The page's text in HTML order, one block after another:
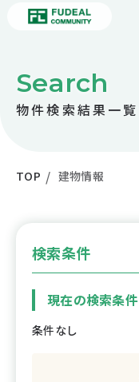
物件検索結果一覧
Search
TOP 建物情報
検索条件
現在の検索条件
条件なし